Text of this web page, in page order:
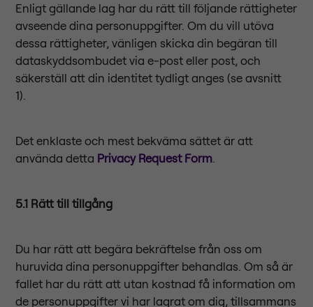
Enligt gällande lag har du rätt till följande rättigheter
avseende dina personuppgifter. Om du vill utöva
dessa rättigheter, vänligen skicka din begäran till
dataskyddsombudet via e-post eller post, och
säkerställ att din identitet tydligt anges (se avsnitt
1).
Det enklaste och mest bekväma sättet är att
använda detta Privacy Request Form
5.1 Rätt till tillgång
Du har rätt att begära bekräftelse från oss om
huruvida dina personuppgifter behandlas. Om så är
fallet har du rätt att utan kostnad få information om
de personuppgifter vi har lagrat om dig, tillsammans